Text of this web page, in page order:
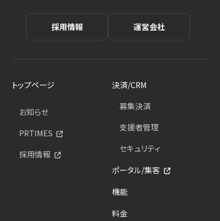
採用情報 運営会社
トップページ
お知らせ
PRTIMES
採用情報
決済/CRM
募集決済
支援者管理
セキュリティ
ポータル/集客
機能
料金